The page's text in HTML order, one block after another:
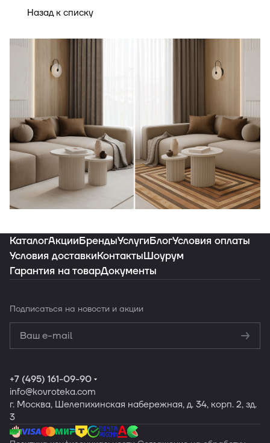
Назад к списку
ваш интерьер
Заказать подборку
КаталогАкцииБрендыУслугиБлогУсловия оплаты
Условия доставкиКонтактыШоурум
Гарантия на товарДокументы
Подписаться на новости и акции
конфиденциальности
Обработку
персональных данных
+7 (495) 161-09-90
info@kovroteka.com
г. Москва, Шелепихинская набережная, д. 34, корп. 2, зд.
3